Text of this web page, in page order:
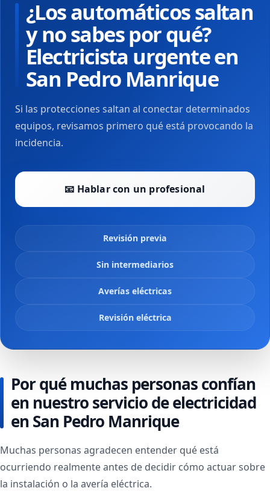
¿Los automáticos saltan
y no sabes por qué?
Electricista urgente en
San Pedro Manrique
Si las protecciones saltan al conectar determinados
equipos, revisamos primero qué está provocando la
incidencia.
📧 Hablar con un profesional
Revisión previa
Sin intermediarios
Averías eléctricas
Revisión eléctrica
Por qué muchas personas confían
en nuestro servicio de electricidad
en San Pedro Manrique
Muchas personas agradecen entender qué está
ocurriendo realmente antes de decidir cómo actuar sobre
la instalación o la avería eléctrica.